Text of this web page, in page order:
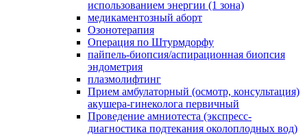
использованием энергии (1 зона)
медикаментозный аборт
Озонотерапия
Операция по Штурмдорфу
пайпель-биопсия/аспирационная биопсия
эндометрия
плазмолифтинг
Прием амбулаторный (осмотр, консультация)
акушера-гинеколога первичный
Проведение амниотеста (экспресс-
диагностика подтекания околоплодных вод)